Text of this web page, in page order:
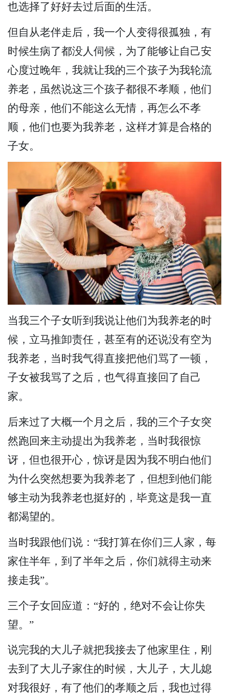
也选择了好好去过后面的生活。
但自从老伴走后，我一个人变得很孤独，有
时候生病了都没人伺候，为了能够让自己安
心度过晚年，我就让我的三个孩子为我轮流
养老，虽然说这三个孩子都很不孝顺，他们
的母亲，他们不能这么无情，再怎么不孝
顺，他们也要为我养老，这样才算是合格的
子女。
当我三个子女听到我说让他们为我养老的时
候，立马推卸责任，甚至有的还说没有空为
我养老，当时我气得直接把他们骂了一顿，
子女被我骂了之后，也气得直接回了自己
家。
后来过了大概一个月之后，我的三个子女突
然跑回来主动提出为我养老，当时我很惊
讶，但也很开心，惊讶是因为我不明白他们
为什么突然想要为我养老了，但想到他们能
够主动为我养老也挺好的，毕竟这是我一直
都渴望的。
当时我跟他们说：“我打算在你们三人家，每
家住半年，到了半年之后，你们就得主动来
接走我”。
三个子女回应道：“好的，绝对不会让你失
望。”
说完我的大儿子就把我接去了他家里住，刚
去到了大儿子家住的时候，大儿子，大儿媳
对我很好，有了他们的孝顺之后，我也过得